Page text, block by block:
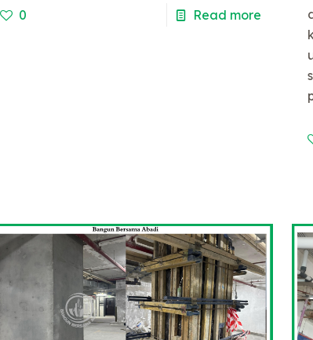
0 Read more